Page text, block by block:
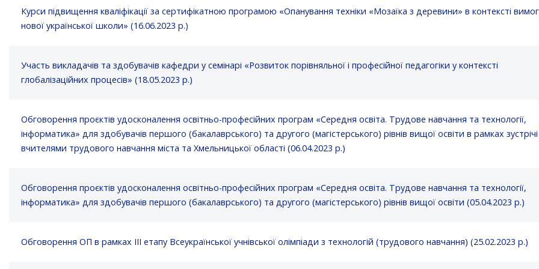
Курси підвищення кваліфікації за сертифікатною програмою «Опанування техніки «Мозаїка з деревини» в контексті вимог
нової української школи» (16.06.2023 р.)
Участь викладачів та здобувачів кафедри у семінарі «Розвиток порівняльної і професійної педагогіки у контексті
глобалізаційних процесів» (18.05.2023 р.)
Обговорення проєктів удосконалення освітньо-професійних програм «Середня освіта. Трудове навчання та технології,
інформатика» для здобувачів першого (бакалаврського) та другого (магістерського) рівнів вищої освіти в рамках
вчителями трудового навчання міста та Хмельницької області (06.04.2023 р.)
Обговорення проєктів удосконалення освітньо-професійних програм «Середня освіта. Трудове навчання та технології,
інформатика» для здобувачів першого (бакалаврського) та другого (магістерського) рівнів вищої освіти (05.04.2023 р.)
Обговорення ОП в рамках ІІІ етапу Всеукраїнської учнівської олімпіади з технологій (трудового навчання) (25.02.2023 р.)